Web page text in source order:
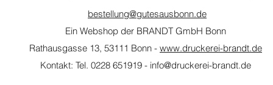
bestellung@gutesausbonn.de
Ein Webshop der BRANDT GmbH Bonn
Rathausgasse 13, 53111 Bonn - www.druckerei-brandt.de
Kontakt: Tel. 0228 651919 - info@druckerei-brandt.de